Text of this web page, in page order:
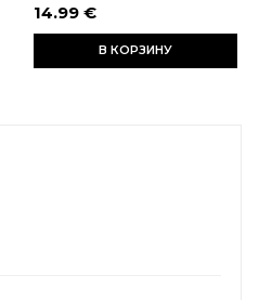
14.99 €
В КОРЗИНУ